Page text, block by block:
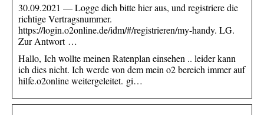
30.09.2021 — Logge dich bitte hier aus, und registriere die
richtige Vertragsnummer.
https://login.o2online.de/idm/#/registrieren/my-handy. LG.
Zur Antwort …
Hallo, Ich wollte meinen Ratenplan einsehen .. leider kann
ich dies nicht. Ich werde von dem mein o2 bereich immer auf
hilfe.o2online weitergeleitet. gi…